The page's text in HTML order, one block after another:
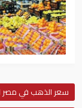
سعر الذهب في مصر اليوم